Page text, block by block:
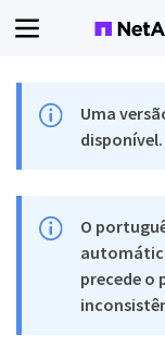
Uma
disponível.
O
precede o